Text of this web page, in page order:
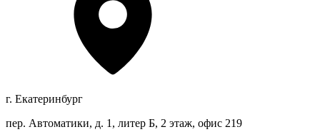
г. Екатеринбург
пер. Автоматики, д. 1, литер Б, 2 этаж, офис 219